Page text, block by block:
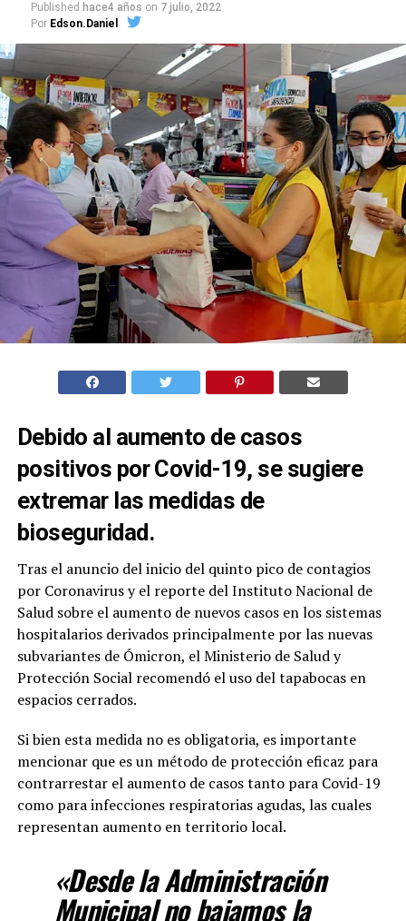
Published hace4 años on 7 julio, 2022
Por Edson.Daniel
Debido al aumento de casos
positivos por Covid-19, se sugiere
extremar las medidas de
bioseguridad.
Tras el anuncio del inicio del quinto pico de contagios
por Coronavirus y el reporte del Instituto Nacional de
Salud sobre el aumento de nuevos casos en los sistemas
hospitalarios derivados principalmente por las nuevas
subvariantes de Ómicron, el Ministerio de Salud y
Protección Social recomendó el uso del tapabocas en
espacios cerrados.
Si bien esta medida no es obligatoria, es importante
mencionar que es un método de protección eficaz para
contrarrestar el aumento de casos tanto para Covid-19
como para infecciones respiratorias agudas, las cuales
representan aumento en territorio local.
«Desde la Administración
Municipal no bajamos la